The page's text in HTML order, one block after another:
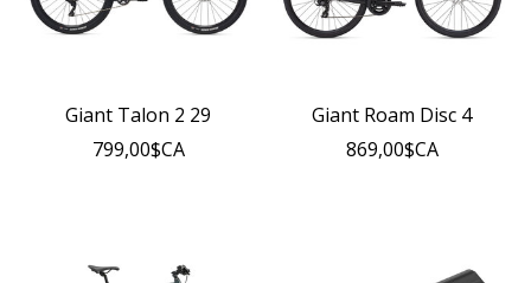
Giant Talon 2 29
799,00$CA
Giant Roam Disc 4
869,00$CA